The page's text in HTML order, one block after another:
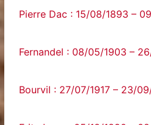
Pierre Dac : 15/08/1893 –
Fernandel : 08/05/1903 –
Bourvil : 27/07/1917 – 23/